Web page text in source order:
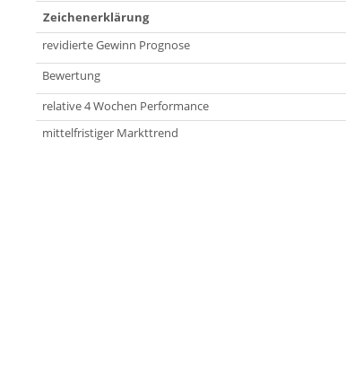
Zeichenerklärung
revidierte Gewinn Prognose
Bewertung
relative 4 Wochen Performance
mittelfristiger Markttrend